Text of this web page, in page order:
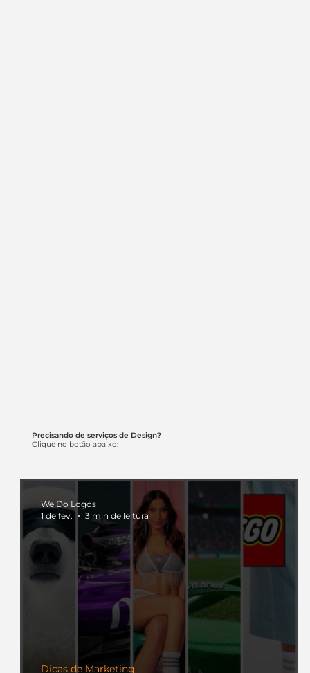
Precisando de serviços de Design?
Clique no botão abaixo:
Dicas de Marketing
We Do Logos
1 de fev.
3 min de leitura